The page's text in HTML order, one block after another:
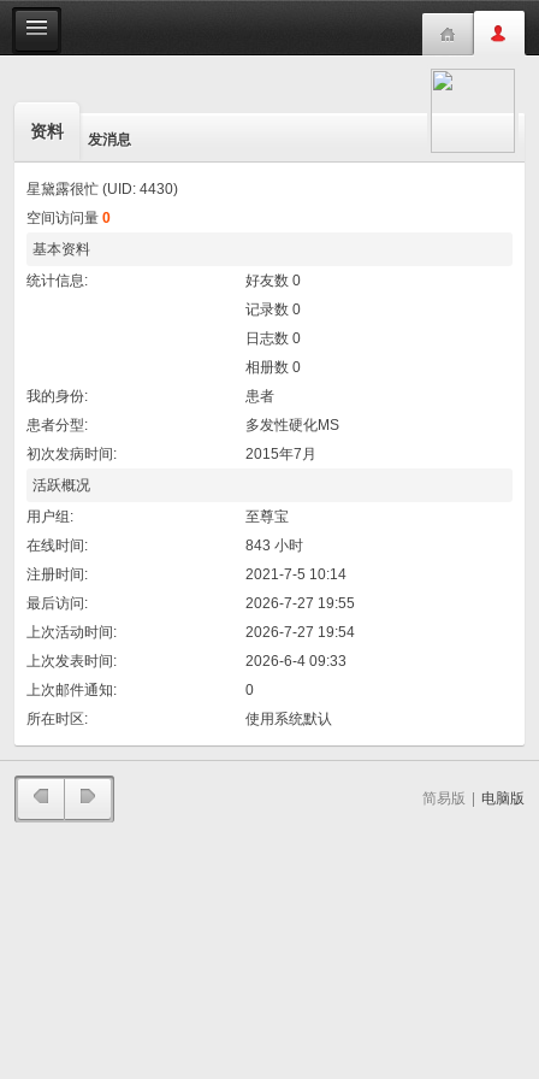
资料 发消息
星黛露很忙 (UID: 4430)
空间访问量 0
基本资料
统计信息:
好友数 0
记录数 0
日志数 0
相册数 0
我的身份:
患者
患者分型:
多发性硬化MS
初次发病时间:
2015年7月
活跃概况
用户组:
至尊宝
在线时间:
843 小时
注册时间:
2021-7-5 10:14
最后访问:
2026-7-27 19:55
上次活动时间:
2026-7-27 19:54
上次发表时间:
2026-6-4 09:33
上次邮件通知:
0
所在时区:
使用系统默认
简易版 电脑版